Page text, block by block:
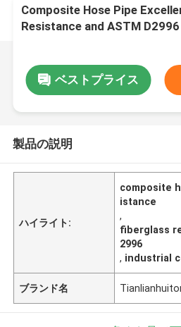
Composite Hose Pipe
Resistance and ASTM
ベストプライス
製品の説明
ハイライト:
composite
istance
,
fiberglass
2996
, industrial
ブランド名